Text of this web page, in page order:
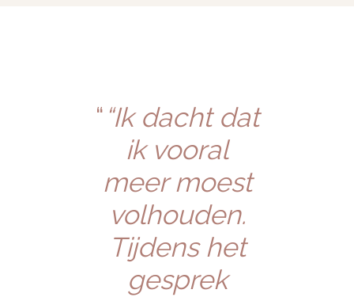
“Ik dacht dat
ik vooral
meer moest
volhouden.
Tijdens het
gesprek